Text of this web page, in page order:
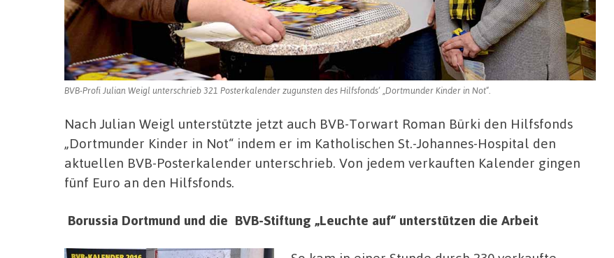
BVB-Profi Julian Weigl unterschrieb 321 Posterkalender zugunsten des Hilfsfonds‘ „Dortmunder Kinder in Not“.
Nach Julian Weigl unterstützte jetzt auch BVB-Torwart Roman Bürki den Hilfsfonds
„Dortmunder Kinder in Not“ indem er im Katholischen St.-Johannes-Hospital den
aktuellen BVB-Posterkalender unterschrieb. Von jedem verkauften Kalender gingen
fünf Euro an den Hilfsfonds.
Borussia Dortmund und die BVB-Stiftung „Leuchte auf“ unterstützen die Arbeit